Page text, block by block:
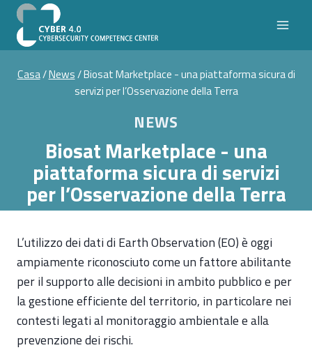
Salta
contenuto
Casa/News/Biosat Marketplace - una piattaforma sicura di
servizi per l’Osservazione della Terra
NEWS
Biosat Marketplace - una
piattaforma sicura di servizi
per l’Osservazione della Terra
L’utilizzo dei dati di Earth Observation (EO) è oggi
ampiamente riconosciuto come un fattore abilitante
per il supporto alle decisioni in ambito pubblico e per
la gestione efficiente del territorio, in particolare nei
contesti legati al monitoraggio ambientale e alla
prevenzione dei rischi.